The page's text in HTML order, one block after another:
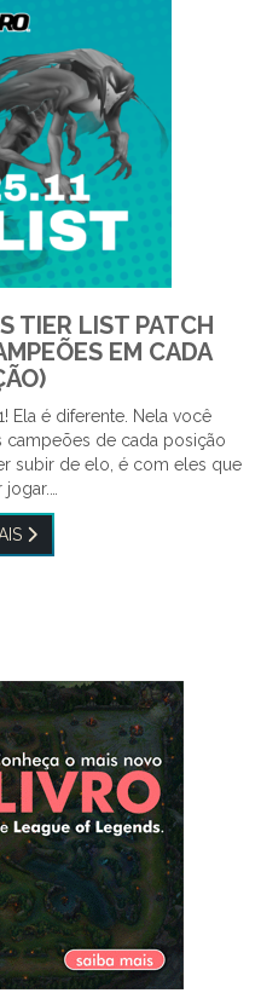
TIER LIST PATCH
EM CADA
Ela é diferente. Nela você
campeões de cada posição
subir de elo, é com eles que